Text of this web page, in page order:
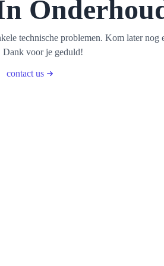
technische problemen. Kom later nog
Dank voor je geduld!
contact us